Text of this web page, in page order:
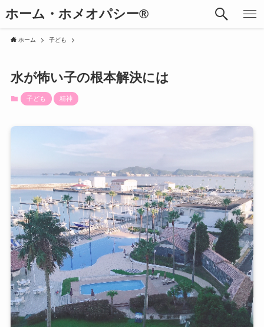
ホーム・ホメオパシー®︎
ホーム 子ども
水が怖い子の根本解決には
子ども 精神